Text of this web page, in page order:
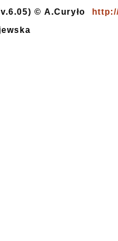
© A.Curyło